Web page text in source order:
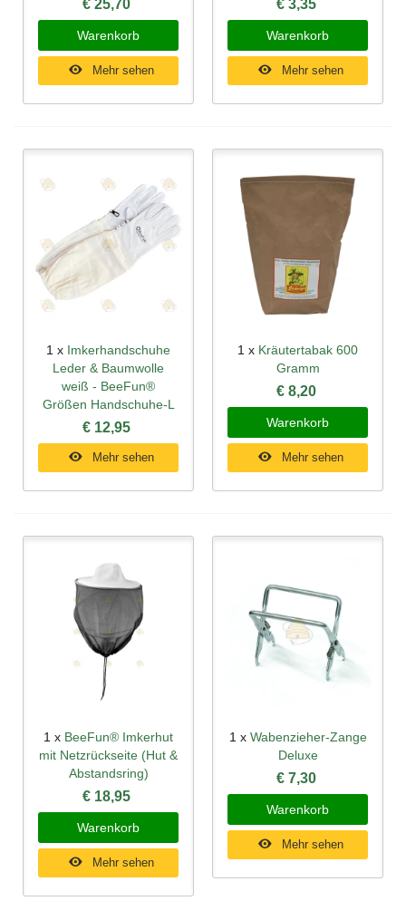
€ 25,70
Warenkorb
Mehr sehen
€ 3,35
Warenkorb
Mehr sehen
1 x Imkerhandschuhe
Leder & Baumwolle
weiß - BeeFun®
Größen Handschuhe-L
€ 12,95
Mehr sehen
1 x Kräutertabak 600
Gramm
€ 8,20
Warenkorb
Mehr sehen
1 x BeeFun® Imkerhut
mit Netzrückseite (Hut &
Abstandsring)
€ 18,95
Warenkorb
Mehr sehen
1 x Wabenzieher-Zange
Deluxe
€ 7,30
Warenkorb
Mehr sehen